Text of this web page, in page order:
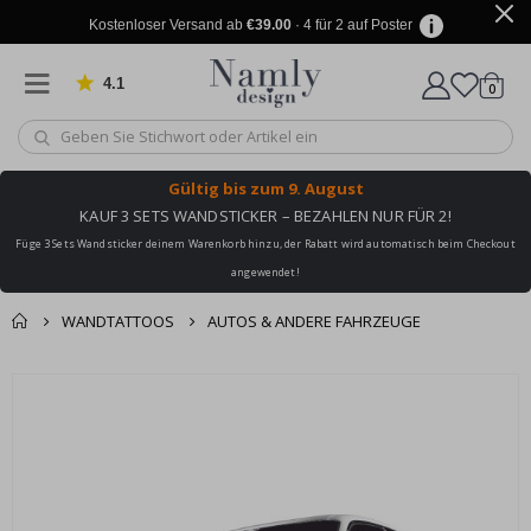
Kostenloser Versand ab €39.00· 4 für 2 auf Poster
4.1 von 1030 Bewertungen
Wagen
0
Gültig bis zum 9. August
KAUF 3 SETS WANDSTICKER – BEZAHLEN NUR FÜR 2!
Füge 3 Sets Wandsticker deinem Warenkorb hinzu, der Rabatt wird automatisch beim Checkout
angewendet!
WANDTATTOOS AUTOS & ANDERE FAHRZEUGE